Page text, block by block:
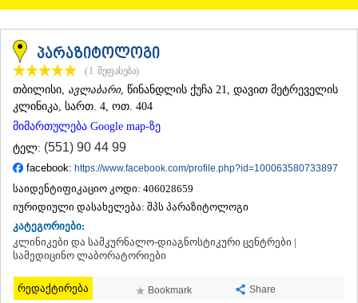
ᲝᲖᲣᲠᲒᲔᲗᲘ
ᲩᲝᲮᲐᲢᲐᲣᲠᲘ
ᲣᲠᲔᲙᲘ
ᲘᲛᲔᲠᲔᲗᲘ
ᲑᲐᲦᲓᲐᲗᲘ
ᲕᲐᲜᲘ
ᲖᲔᲡᲢᲐᲤᲝᲜᲘ
ᲗᲔᲠᲯᲝᲚᲐ
ᲢᲧᲘᲑᲣᲚᲘ
ᲥᲣᲗᲐᲘᲡᲘ
ᲬᲧᲐᲚᲢᲣᲑᲝ
ᲭᲘᲐᲗᲣᲠᲐ
ᲮᲐᲠᲐᲒᲐᲣᲚᲘ
ᲙᲐᲮᲔᲗᲘ
პარაზიტოლოგი
(1 შეფასება)
ᲗᲑᲘᲚᲘᲡᲘ, ავლაბარი, წინანდლის ქუჩა 21, დავით მეტრეველის
კლინიკა, სართ. 4, ოთ. 404
მიმართულება Google map-ზე
ტელ: (551) 90 44 99
facebook: https://www.facebook.com/profile.php?id=100063580733897
საიდენტიფიკაციო კოდი: 406028659
იურიდიული დასახელება: შპს პარაზიტოლოგი
კატეგორიები:
კლინიკები და სამკურნალო-დიაგნოსტიკური ცენტრები |
სამედიცინო ლაბორატორიები
რედაქტირება Bookmark Share